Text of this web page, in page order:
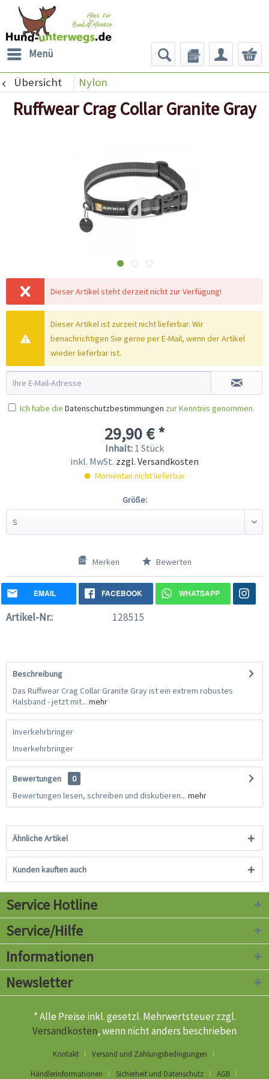
Menü
Übersicht Nylon
Ruffwear Crag Collar Granite Gray
Dieser Artikel steht derzeit nicht zur Verfügung!
Dieser Artikel ist zurzeit nicht lieferbar. Wir
benachrichtigen Sie gerne per E-Mail, wenn der Artikel
wieder lieferbar ist.
Ich habe die Datenschutzbestimmungen zur Kenntnis genommen.
29,90 € *
Inhalt: 1 Stück
inkl. MwSt. zzgl. Versandkosten
Momentan nicht lieferbar
Größe:
Merken Bewerten
EMAIL FACEBOOK WHATSAPP
Artikel-Nr.: 128515
Beschreibung
Das Ruffwear Crag Collar Granite Gray ist ein extrem robustes
Halsband - jetzt mit... mehr
Inverkehrbringer
Inverkehrbringer
Bewertungen
0
Bewertungen lesen, schreiben und diskutieren... mehr
Ähnliche Artikel
Kunden kauften auch
Service Hotline
Service/Hilfe
Informationen
Newsletter
* Alle Preise inkl. gesetzl. Mehrwertsteuer zzgl.
Versandkosten, wenn nicht anders beschrieben
Kontakt
Versand und Zahlungsbedingungen
Händlerinformationen
Sicherheit und Datenschutz AGB